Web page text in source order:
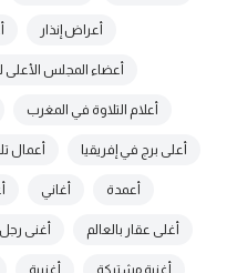
أعراض إنذار
أعضاء المجلس الأعلى
أعلام التلاوة في المغرب
أعلى برج في إفريقيا أعمال
أعمدة أغاني
أغلى عقار بالعالم أغنى